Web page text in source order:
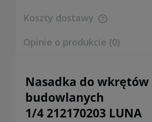
Koszty dostawy
Cena nie zawiera ewentualnych
Opinie o produkcie (0)
Nasadka do wkrętów
budowlanych
1/4 212170203 LUNA